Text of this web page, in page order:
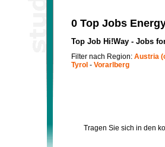
0 Top Jobs
Top Job Hi!Way - Jobs
Filter nach Region: Austria
Tyrol - Vorarlberg
Tragen Sie sich in den